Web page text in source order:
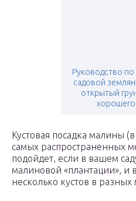
Руководство
садовой
открытый
Кустовая посадка малины
самых распространенных
подойдет, если в вашем
малиновой «плантации», и
несколько кустов в разных